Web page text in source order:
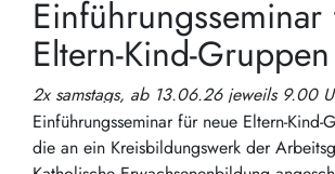
Eltern-Kind-Gruppen
2x samstags, ab 13.06.26 jeweils 9.00
Einführungsseminar für neue Eltern-Kind-
die an ein Kreisbildungswerk der